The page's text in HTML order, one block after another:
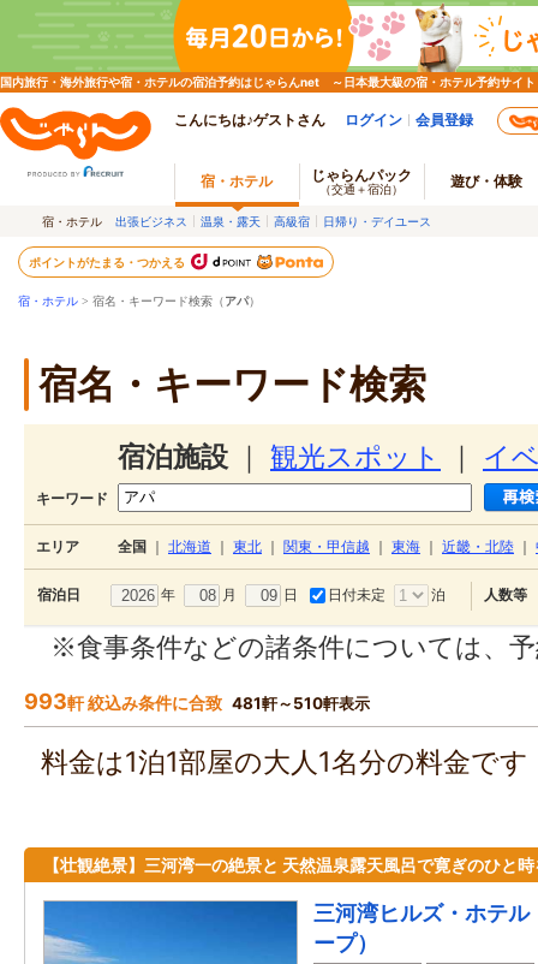
国内旅行・海外旅行や宿・ホテルの宿泊予約はじゃらんnet ～日本最大級の宿・ホテル予約サイト
こんにちは♪ゲストさん ログイン 会員登録
宿・ホテル じゃらんパック
（交通＋宿泊） 遊び・体験
宿・ホテル 出張ビジネス 温泉・露天 高級宿 日帰り・デイユース
ポイントがたまる・つかえる
宿・ホテル > 宿名・キーワード検索（アパ）
宿名・キーワード検索
宿泊施設 観光スポット イ
キーワード
エリア 全国 北海道 東北 関東・甲信越 東海 近畿・北陸
宿泊日 年 月 日 日付未定 泊 人数等
※食事条件などの諸条件については、
993軒 絞込み条件に合致 481軒～510軒表示
料金は1泊1部屋の大人1名分の料金で
【壮観絶景】三河湾一の絶景と 天然温泉露天風呂で寛ぎのひと
三河湾ヒルズ・ホテ
ープ）